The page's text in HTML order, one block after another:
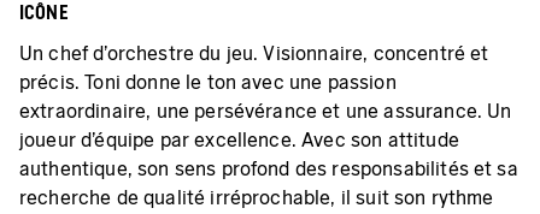
ICÔNE
Un chef d'orchestre du jeu. Visionnaire, concentré et
précis. Toni donne le ton avec une passion
extraordinaire, une persévérance et une assurance. Un
joueur d'équipe par excellence. Avec son attitude
authentique, son sens profond des responsabilités et sa
recherche de qualité irréprochable, il suit son rythme